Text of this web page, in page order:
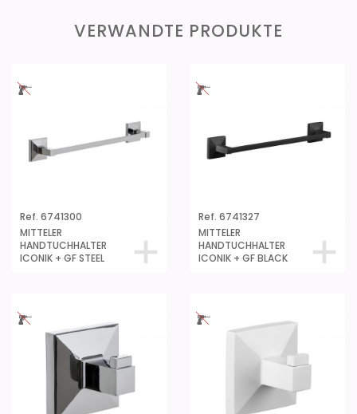
VERWANDTE PRODUKTE
Ref. 6741300
MITTELER
HANDTUCHHALTER
ICONIK + GF STEEL
Ref. 6741327
MITTELER
HANDTUCHHALTER
ICONIK + GF BLACK